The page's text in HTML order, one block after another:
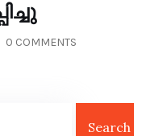
0 COMMENTS
Search